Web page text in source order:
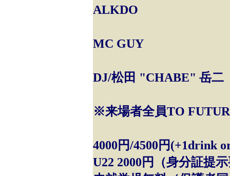
ALKDO
MC GUY
DJ/松田 "CHABE" 岳二
※来場者全員TO
4000円/4500円(+1drink
U22 2000円（身分証提